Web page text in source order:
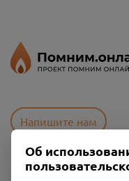
Напишите нам
Об